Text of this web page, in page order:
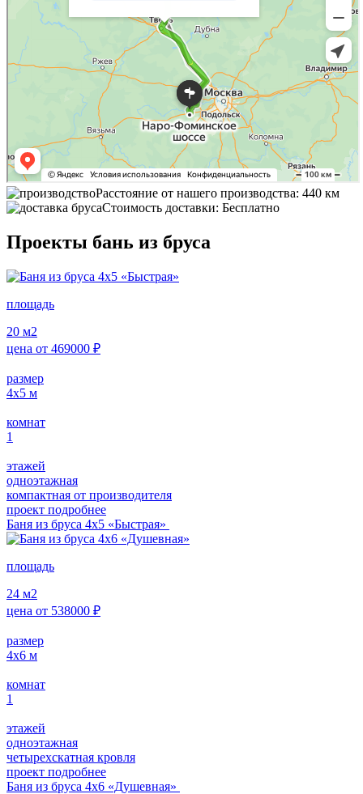
Расстояние от нашего производства: 440 км
Стоимость доставки: Бесплатно
Проекты бань из бруса
площадь
20 м2
цена от 469000 ₽
размер
4х5 м
комнат
1
этажей
одноэтажная
компактная от производителя
проект подробнее
Баня из бруса 4х5 «Быстрая»
площадь
24 м2
цена от 538000 ₽
размер
4х6 м
комнат
1
этажей
одноэтажная
четырехскатная кровля
проект подробнее
Баня из бруса 4х6 «Душевная»